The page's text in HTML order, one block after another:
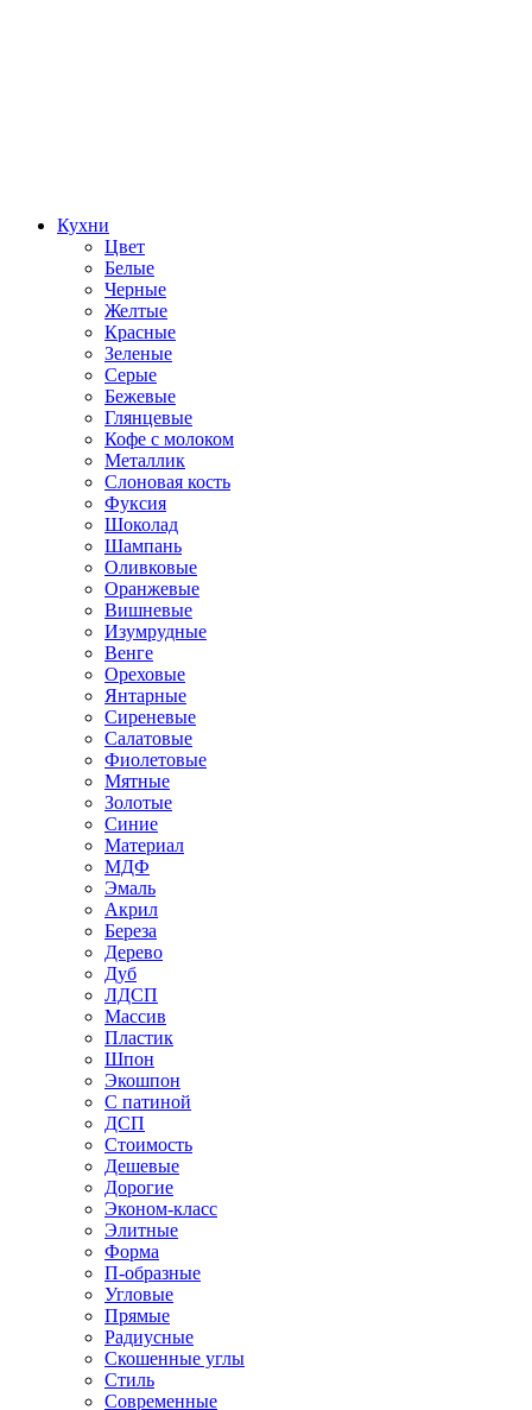
Кухни
Цвет
Белые
Черные
Желтые
Красные
Зеленые
Серые
Бежевые
Глянцевые
Кофе с молоком
Металлик
Слоновая кость
Фуксия
Шоколад
Шампань
Оливковые
Оранжевые
Вишневые
Изумрудные
Венге
Ореховые
Янтарные
Сиреневые
Салатовые
Фиолетовые
Мятные
Золотые
Синие
Материал
МДФ
Эмаль
Акрил
Береза
Дерево
Дуб
ЛДСП
Массив
Пластик
Шпон
Экошпон
С патиной
ДСП
Стоимость
Дешевые
Дорогие
Эконом-класс
Элитные
Форма
П-образные
Угловые
Прямые
Радиусные
Скошенные углы
Стиль
Современные